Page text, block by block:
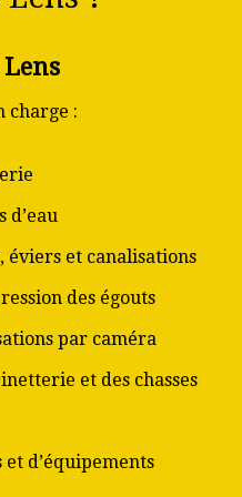
charge :
d’eau
éviers et canalisations
des égouts
par caméra
et des chasses
d’équipements